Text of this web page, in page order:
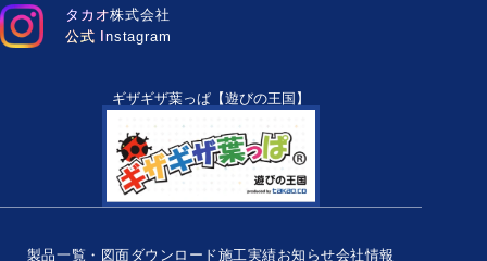
タカオ株式会社
公式 Instagram
ギザギザ葉っぱ【遊びの王国】
製品一覧・図面ダウンロード施工実績お知らせ会社情報